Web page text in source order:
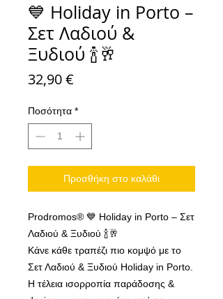
💙 Holiday in Porto –
Σετ Λαδιού &
Ξυδιού 🍾🥂
32,90 €
Ποσότητα *
Προσθήκη στο καλάθι
Prodromos® 💙 Holiday in Porto – Σετ
Λαδιού & Ξυδιού 🍾🥂
Κάνε κάθε τραπέζι πιο κομψό με το
Σετ Λαδιού & Ξυδιού Holiday in Porto.
Η τέλεια ισορροπία παράδοσης &